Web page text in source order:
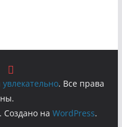
. Все права
Создано наWordPress.